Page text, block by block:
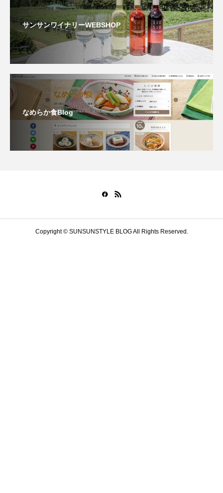
サンサンワイナリーWEBSHOP
なめらか食Blog
Copyright © SUNSUNSTYLE BLOG All Rights Reserved.